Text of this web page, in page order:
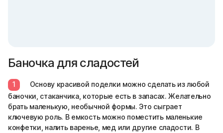
Баночка для сладостей
1
Основу красивой поделки можно сделать из любой
баночки, стаканчика, которые есть в запасах. Желательно
брать маленькую, необычной формы. Это сыграет
ключевую роль. В емкость можно поместить маленькие
конфетки, налить варенье, мед или другие сладости. В